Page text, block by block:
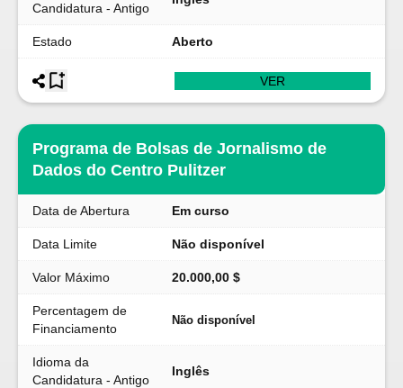
Candidatura - Antigo
Estado Aberto
VER
Programa de Bolsas de Jornalismo de
Dados do Centro Pulitzer
Data de Abertura Em curso
Data Limite Não disponível
Valor Máximo 20.000,00 $
Percentagem de
Financiamento
Não disponível
Idioma da
Candidatura - Antigo
Inglês